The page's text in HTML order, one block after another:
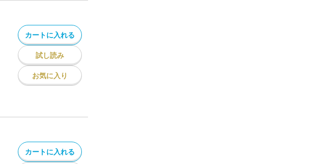
カートに入れる
試し読み
お気に入り
カートに入れる